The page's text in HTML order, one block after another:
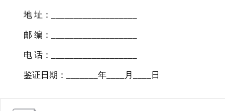
地 址：___________________
邮 编：___________________
电 话：___________________
鉴证日期：_______年____月____日